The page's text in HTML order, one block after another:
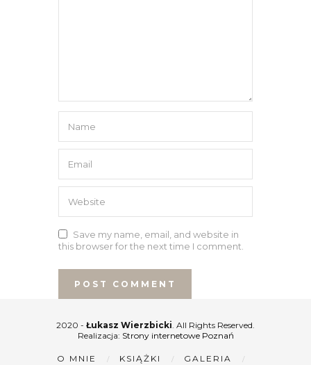
Save my name, email, and website in
this browser for the next time I comment.
2020 - Łukasz Wierzbicki. All Rights Reserved.
Realizacja: Strony internetowe Poznań
O MNIE KSIĄŻKI GALERIA